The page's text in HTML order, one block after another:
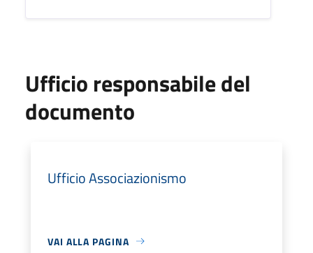
Ufficio responsabile del
documento
Ufficio Associazionismo
VAI ALLA PAGINA